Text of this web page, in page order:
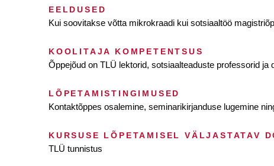
EELDUSED
Kui soovitakse võtta mikrokraadi kui sotsiaaltöö
KOOLITAJA KOMPETENTSUS
Õppejõud on TLÜ lektorid, sotsiaalteaduste professorid ja
LÕPETAMISTINGIMUSED
Kontaktõppes osalemine, seminarikirjanduse lugemine
KURSUSE LÕPETAMISEL VÄLJASTATAV
TLÜ tunnistus